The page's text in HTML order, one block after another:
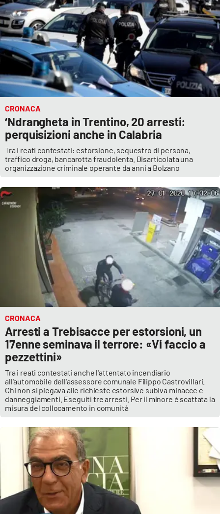
CRONACA
‘Ndrangheta in Trentino, 20 arresti:
perquisizioni anche in Calabria
Tra i reati contestati: estorsione, sequestro di persona,
traffico droga, bancarotta fraudolenta. Disarticolata una
organizzazione criminale operante da anni a Bolzano
CRONACA
Arresti a Trebisacce per estorsioni, un
17enne seminava il terrore: «Vi faccio a
pezzettini»
Tra i reati contestati anche l'attentato incendiario
all'automobile dell'assessore comunale Filippo Castrovillari.
Chi non si piegava alle richieste estorsive subiva minacce e
danneggiamenti. Eseguiti tre arresti. Per il minore è scattata la
misura del collocamento in comunità